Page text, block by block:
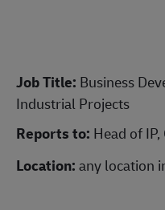
Job Title: Business
Industrial Projects
Reports to: Head of IP,
Location:any location